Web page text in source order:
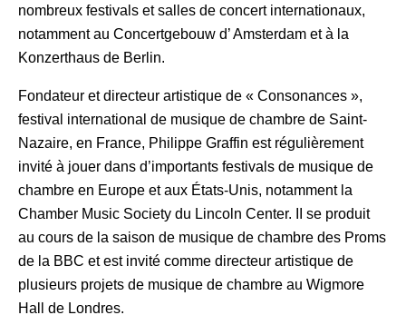
nombreux festivals et salles de concert internationaux,
notamment au Concertgebouw d’ Amsterdam et à la
Konzerthaus de Berlin.
Fondateur et directeur artistique de « Consonances »,
festival international de musique de chambre de Saint-
Nazaire, en France, Philippe Graffin est régulièrement
invité à jouer dans d’importants festivals de musique de
chambre en Europe et aux États-Unis, notamment la
Chamber Music Society du Lincoln Center. II se produit
au cours de la saison de musique de chambre des Proms
de la BBC et est invité comme directeur artistique de
plusieurs projets de musique de chambre au Wigmore
Hall de Londres.